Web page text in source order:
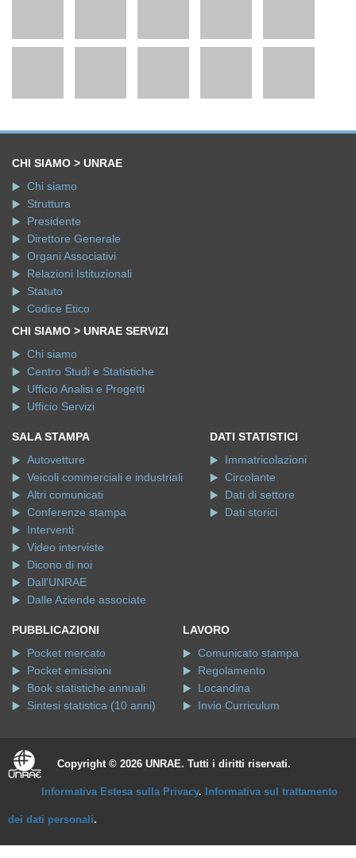
CHI SIAMO > UNRAE
Chi siamo
Struttura
Presidente
Direttore Generale
Organi Associativi
Relazioni Istituzionali
Statuto
Codice Etico
CHI SIAMO > UNRAE SERVIZI
Chi siamo
Centro Studi e Statistiche
Ufficio Analisi e Progetti
Ufficio Servizi
SALA STAMPA
Autovetture
Veicoli commerciali e industriali
Altri comunicati
Conferenze stampa
Interventi
Video interviste
Dicono di noi
Dall'UNRAE
Dalle Aziende associate
DATI STATISTICI
Immatricolazioni
Circolante
Dati di settore
Dati storici
PUBBLICAZIONI
Pocket mercato
Pocket emissioni
Book statistiche annuali
Sintesi statistica (10 anni)
LAVORO
Comunicato stampa
Regolamento
Locandina
Invio Curriculum
Copyright © 2026 UNRAE. Tutti i diritti riservati.
Informativa Estesa sulla Privacy. Informativa sul trattamento
dei dati personali.